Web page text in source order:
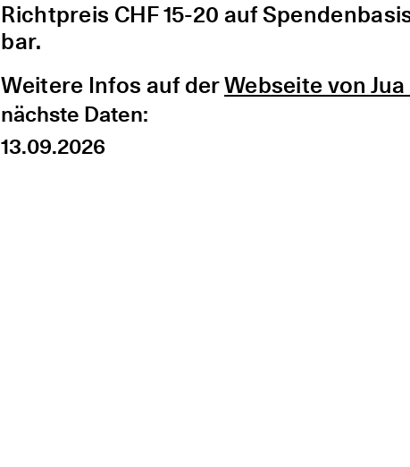
Richtpreis CHF 15-20 auf
bar.
Weitere Infos auf derWebseite von Jua
nächste Daten:
13.09.2026